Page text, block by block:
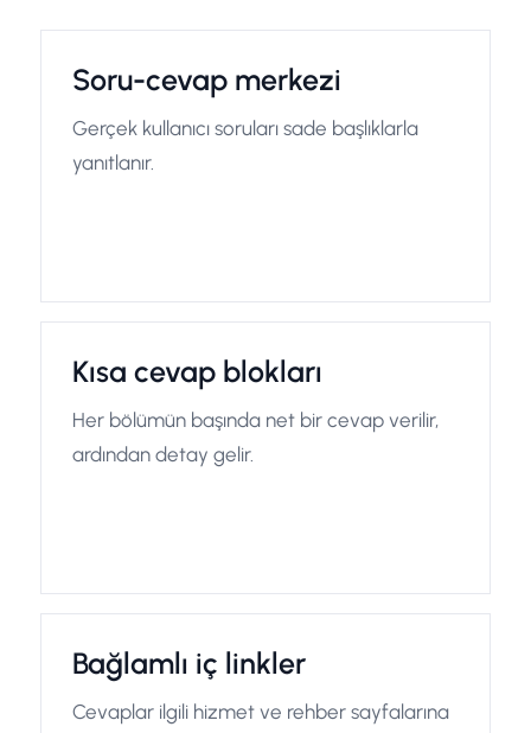
Soru-cevap merkezi
Gerçek kullanıcı soruları sade başlıklarla
yanıtlanır.
Kısa cevap blokları
Her bölümün başında net bir cevap verilir,
ardından detay gelir.
Bağlamlı iç linkler
Cevaplar ilgili hizmet ve rehber sayfalarına